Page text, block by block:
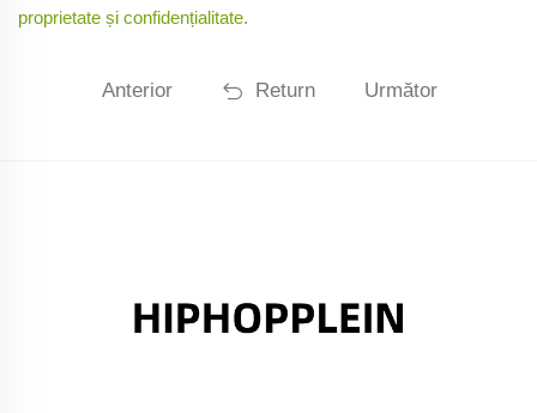
proprietate și confidențialitate.
Anterior Return Următor